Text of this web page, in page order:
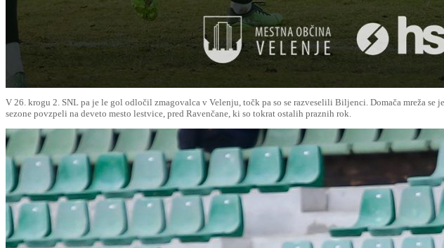
V 26. krogu 2. SNL pa je le gol odločil zmagovalca v Velenju, točk pa so se razveselili Biljenci. Domača mreža se
sezone povzpeli na deveto mesto lestvice, pred Ravenčane, ki so tokrat ostalih praznih rok.